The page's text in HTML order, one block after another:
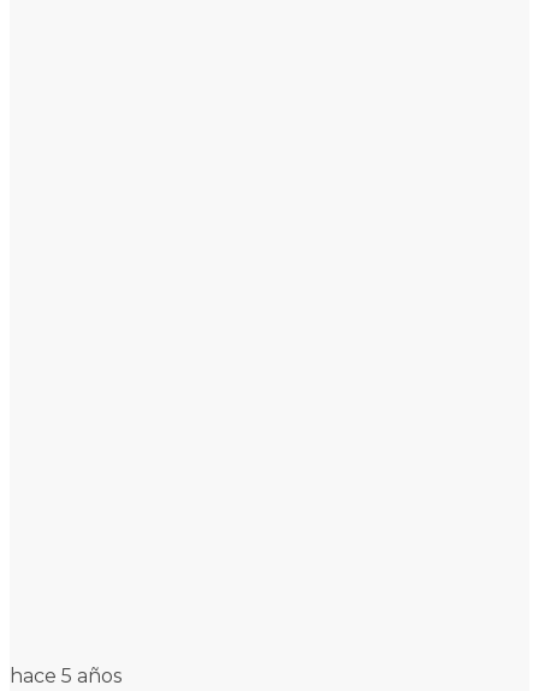
hace 5 años